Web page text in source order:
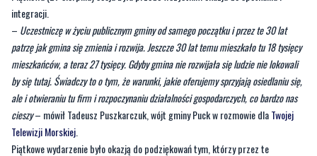
mieszkańców, a teraz 27 tysięcy. Gdyby gmina nie rozwijała się ludzie nie lokowali
by się tutaj. Świadczy to o tym, że warunki, jakie oferujemy sprzyjają osiedlaniu się,
ale i otwieraniu tu firm i rozpoczynaniu działalności gospodarczych, co bardzo nas
cieszy– mówił Tadeusz Puszkarczuk, wójt gminy Puck w rozmowie dlaTwojej
Telewizji Morskiej.
Piątkowe wydarzenie było okazją do podziękowań tym, którzy przez te
wszystkie lata angażowali się w funkcjonowanie samorządu i życzeń na kolejne
lata.
–Przede wszystkim życzę nam spokoju, realizacji nowych wyzwań poprawiających